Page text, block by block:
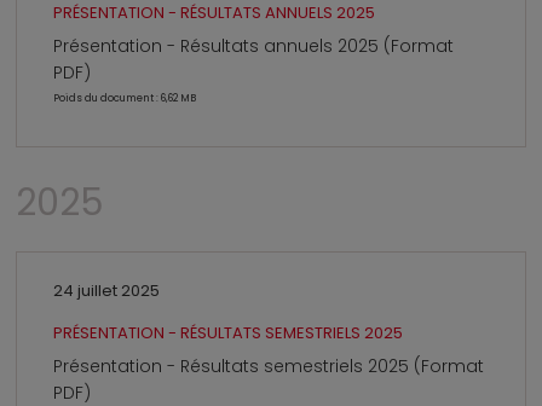
PRÉSENTATION - RÉSULTATS ANNUELS 2025
Présentation - Résultats annuels 2025 (Format
PDF)
Poids du document : 6,62 MB
2025
24 juillet 2025
PRÉSENTATION - RÉSULTATS SEMESTRIELS 2025
Présentation - Résultats semestriels 2025 (Format
PDF)